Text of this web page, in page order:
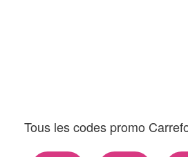
Tous les codes promo